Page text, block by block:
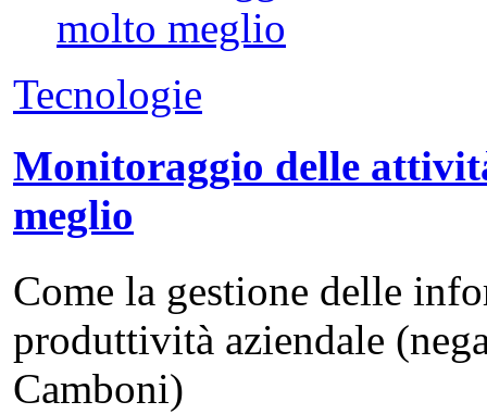
Tecnologie
Monitoraggio delle
meglio
Come la gestione delle
produttività aziendale
Camboni)